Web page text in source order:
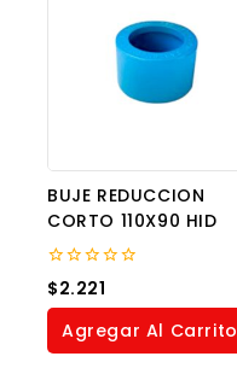
BUJE REDUCCION
CORTO 110X90 HID
0
out
of
$2.221
Agregar Al Carrito